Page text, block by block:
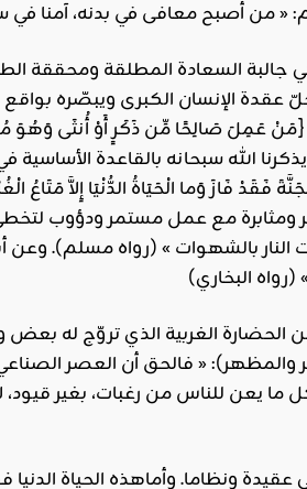
السعادة المطلقة ومحققة
الإنسان الكبرى ويبصّره
{مَنْ عَمِلَ صَالِحًا مِّن ذَكَرٍ أَوْ أُنثَى
الله سبحانه بالقاعدة
فَقَدْ فَازَ وَما الْحَيَاةُ الدُّنْيَا إِلاَّ
ومثابرة مع عمل مستمر ودؤوب
بالشهوات » (رواه مسلم). وعن
الحضارة الغربية الذي تروّج له
والمظهر): « فالحق أن العصر
ما يعن للناس من رغبات، بغير
عقيدة ونظاما. وأماهذه الحياة